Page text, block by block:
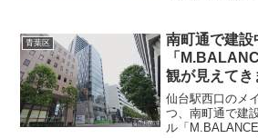
アの中間の場所
建物の姿が見え
青葉区
南町通で建設
「
観が見えてき
仙台駅西口のメ
つ、南町通で建
ル「